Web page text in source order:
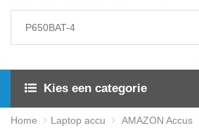
Kies een categorie
Home Laptop accu
AMAZON Accus